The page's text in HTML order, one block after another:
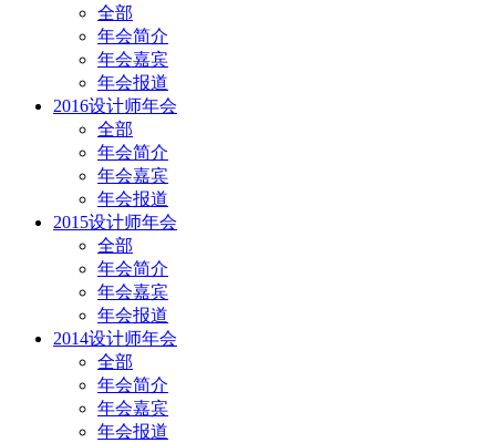
全部
年会简介
年会嘉宾
年会报道
2016设计师年会
全部
年会简介
年会嘉宾
年会报道
2015设计师年会
全部
年会简介
年会嘉宾
年会报道
2014设计师年会
全部
年会简介
年会嘉宾
年会报道